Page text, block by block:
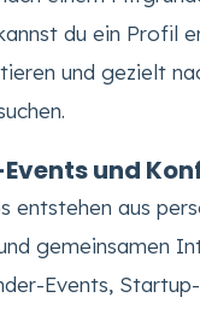
du ein Profil
und gezielt
und
entstehen aus
gemeinsamen
Events,